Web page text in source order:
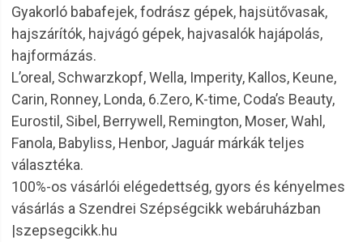
Gyakorló babafejek, fodrász gépek, hajsütővasak,
hajszárítók, hajvágó gépek, hajvasalók hajápolás,
hajformázás.
L’oreal, Schwarzkopf, Wella, Imperity, Kallos, Keune,
Carin, Ronney, Londa, 6.Zero, K-time, Coda’s Beauty,
Eurostil, Sibel, Berrywell, Remington, Moser, Wahl,
Fanola, Babyliss, Henbor, Jaguár márkák teljes
választéka.
100%-os vásárlói elégedettség, gyors és kényelmes
vásárlás a Szendrei Szépségcikk webáruházban
|szepsegcikk.hu